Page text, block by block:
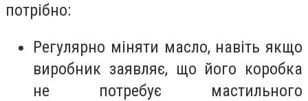
потрібно:
Регулярно міняти масло, навіть якщо
виробник заявляє, що його коробка
не потребує мастильного